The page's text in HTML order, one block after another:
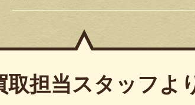
取担当スタッフよ